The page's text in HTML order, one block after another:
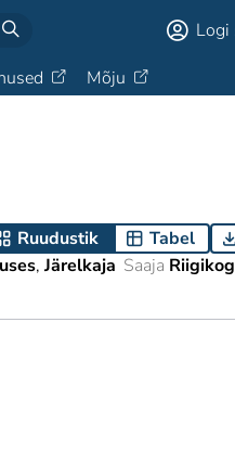
Logi
Mõju
Ruudustik Tabel
Järelkaja Saaja